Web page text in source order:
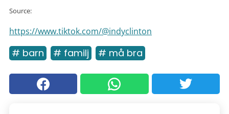
Source:
https://www.tiktok.com/@indyclinton
# barn # familj # må bra